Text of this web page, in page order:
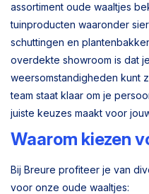
assortiment oude waaltjes
tuinproducten waaronder
schuttingen en
overdekte showroom is dat
weersomstandigheden kunt
team staat klaar om je
juiste keuzes maakt voor
Waarom kiezen
Bij Breure profiteer je van
voor onze oude waaltjes: